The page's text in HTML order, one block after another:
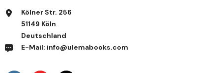
Kölner Str. 256
51149 Köln
Deutschland
E-Mail: info@ulemabooks.com